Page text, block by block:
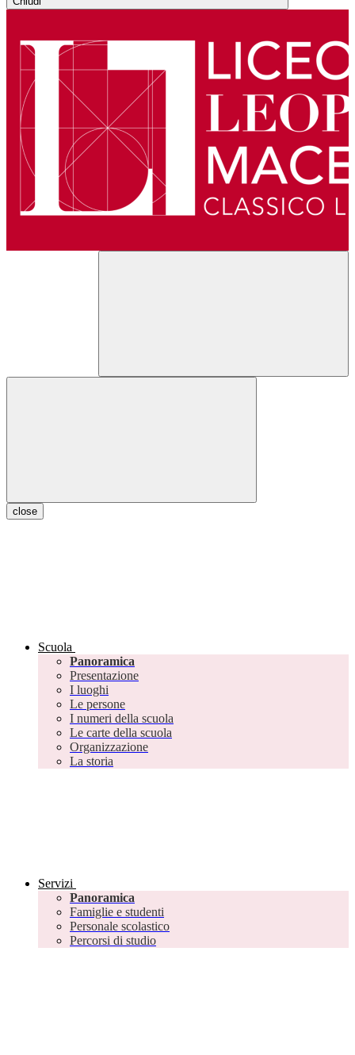
close
Scuola
Panoramica
Presentazione
I luoghi
Le persone
I numeri della scuola
Le carte della scuola
Organizzazione
La storia
Servizi
Panoramica
Famiglie e studenti
Personale scolastico
Percorsi di studio